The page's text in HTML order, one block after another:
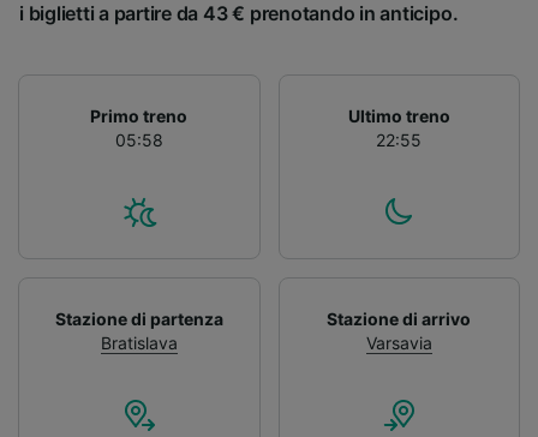
i biglietti a partire da 43 € prenotando in anticipo.
Primo treno
05:58
Ultimo treno
22:55
Stazione di partenza
Bratislava
Stazione di arrivo
Varsavia